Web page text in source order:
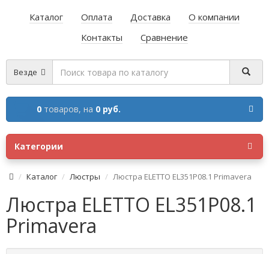
Каталог Оплата Доставка
О компании
Контакты
Сравнение
Везде
0 товаров, на 0 руб.
Категории
Каталог Люстры Люстра ELETTO EL351P08.1 Primavera
Люстра ELETTO EL351P08.1
Primavera